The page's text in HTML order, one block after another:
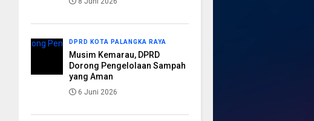
DPRD KOTA PALANGKA RAYA
Musim Kemarau, DPRD
Dorong Pengelolaan Sampah
yang Aman
6 Juni 2026